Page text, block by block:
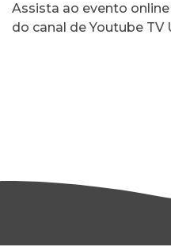
Assista ao evento
do canal de Youtube TV